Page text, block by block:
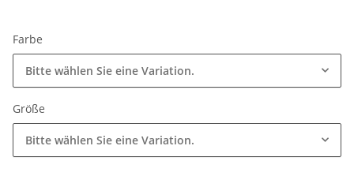
Farbe
Bitte wählen Sie eine Variation.
Größe
Bitte wählen Sie eine Variation.